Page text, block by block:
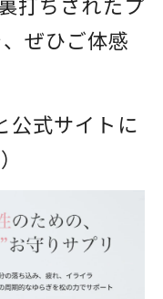
ぜひご体感
公式サイトに